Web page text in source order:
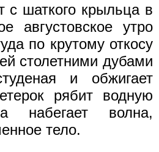
с шаткого крыльца в
августовское утро
по крутому откосу
столетними дубами
и обжигает
рябит водную
набегает волна,
тело.